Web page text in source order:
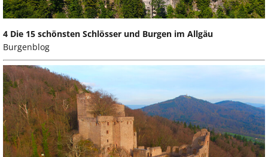
4 Die 15 schönsten Schlösser und Burgen im Allgäu
Burgenblog